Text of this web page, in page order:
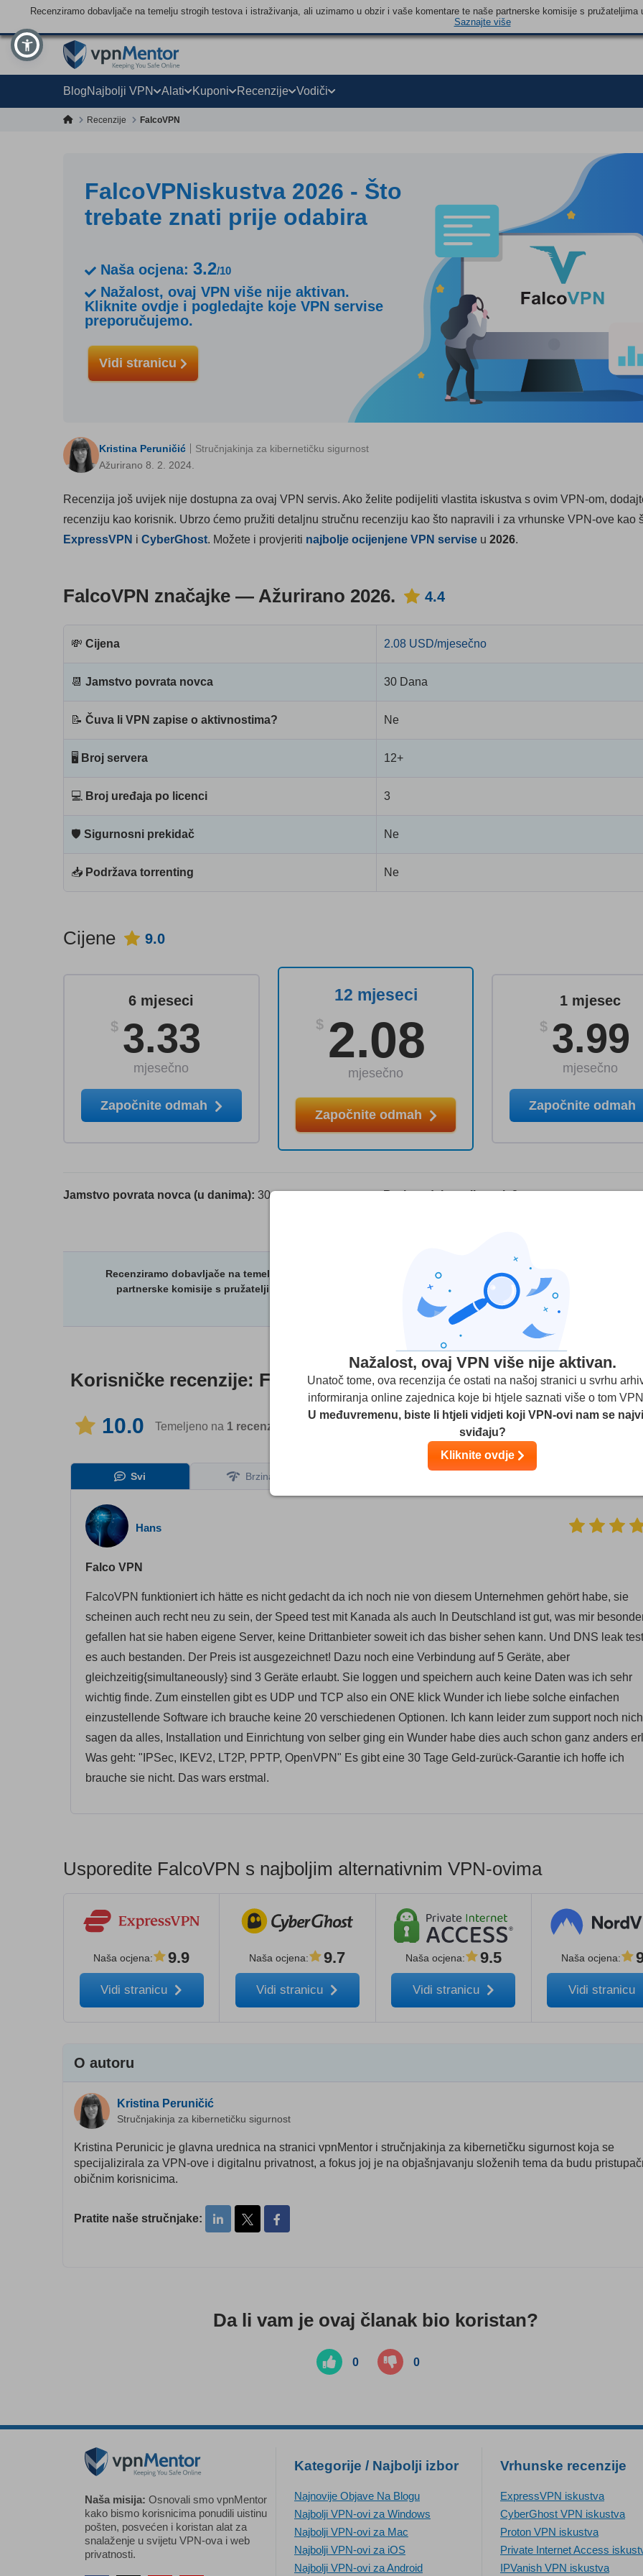
Recenziramo dobavljače na temelju strogih testova i istraživanja, ali uzimamo u obzir i vaše komentare te naše partnerske komisije s
Saznajte više
BlogNajbolji VPN Alati Kuponi Recenzije Vodiči
Recenzije FalcoVPN
FalcoVPNiskustva 2026 - Što
trebate znati prije odabira
Naša ocjena: 3.2/10
Nažalost, ovaj VPN više nije aktivan.
Kliknite ovdje i pogledajte koje VPN servise
preporučujemo.
Vidi stranicu
Kristina Peruničić
Ažurirano 8. 2. 2024.
Stručnjakinja za kibernetičku sigurnost
Recenzija još uvijek nije dostupna za ovaj VPN servis. Ako želite podijeliti vlastita iskustva s ovim VPN-om,
recenziju kao korisnik. Ubrzo ćemo pružiti detaljnu stručnu recenziju kao što napravili i za vrhunske VPN-ove kao
ExpressVPN i CyberGhost. Možete i provjeriti najbolje ocijenjene VPN servise u 2026.
FalcoVPN značajke — Ažurirano 2026. 4.4
💸 Cijena 2.08 USD/mjesečno
📆 Jamstvo povrata novca 30 Dana
📝 Čuva li VPN zapise o aktivnostima? Ne
🖥 Broj servera 12+
💻 Broj uređaja po licenci 3
🛡 Sigurnosni prekidač Ne
📥 Podržava torrenting Ne
Cijene 9.0
12 mjeseci
$ 2.08
mjesečno
Započnite odmah
6 mjeseci
$ 3.33
mjesečno
Započnite odmah
1 mjesec
$ 3.99
mjesečno
Započnite odmah
Jamstvo povrata novca (u danima): 30 Broj uređaja po licenci:3
Recenziramo dobavljače na temelju strogih testova i istraživanja, ali uzimamo u obzir i vaše komentare te
partnerske komisije s pružateljima usluga. Neki su pružatelji usluga u vlasništvu našeg matičnog društva.
Korisničke recenzije: FalcoVPN (Recenzije korisnika nisu potvrđene)
10.0 Temeljeno na 1 recenzija
Svi Brzina
Hans
Falco VPN
FalcoVPN funktioniert ich hätte es nicht gedacht da ich noch nie von diesem Unternehmen gehört habe, sie
scheinen auch recht neu zu sein, der Speed test mit Kanada als auch In Deutschland ist gut, was mir
gefallen hat sie haben eigene Server, keine Drittanbieter soweit ich das bisher sehen kann. Und DNS leak
es auch bestanden. Der Preis ist ausgezeichnet! Dazu noch eine Verbindung auf 5 Geräte, aber
gleichzeitig{simultaneously} sind 3 Geräte erlaubt. Sie loggen und speichern auch keine Daten was ich sehr
wichtig finde. Zum einstellen gibt es UDP und TCP also ein ONE klick Wunder ich liebe solche einfachen
einzustellende Software ich brauche keine 20 verschiedenen Optionen. Ich kann leider zum support noch
sagen da alles, Installation und Einrichtung von selber ging ein Wunder habe dies auch schon ganz anders
Was geht: "IPSec, IKEV2, LT2P, PPTP, OpenVPN" Es gibt eine 30 Tage Geld-zurück-Garantie ich hoffe ich
brauche sie nicht. Das wars erstmal.
Usporedite FalcoVPN s najboljim alternativnim VPN-ovima
Naša ocjena: 9.9
Vidi stranicu
Naša ocjena: 9.7
Vidi stranicu
Naša ocjena: 9.5
Vidi stranicu
Naša ocjena:
Vidi stranicu
O autoru
Kristina Peruničić
Stručnjakinja za kibernetičku sigurnost
Kristina Perunicic je glavna urednica na stranici vpnMentor i stručnjakinja za kibernetičku sigurnost koja se
specijalizirala za VPN-ove i digitalnu privatnost, a fokus joj je na objašnjavanju složenih tema da budu
običnim korisnicima.
Pratite naše stručnjake:
Da li vam je ovaj članak bio koristan?
0 0
Nažalost, ovaj VPN više nije aktivan.
Unatoč tome, ova recenzija će ostati na našoj stranici u svrhu
informiranja online zajednica koje bi htjele saznati više o tom
U međuvremenu, biste li htjeli vidjeti koji VPN-ovi nam se
sviđaju?
Kliknite ovdje
Naša misija: Osnovali smo vpnMentor
kako bismo korisnicima ponudili uistinu
pošten, posvećen i koristan alat za
snalaženje u svijetu VPN-ova i web
privatnosti.
Kategorije / Najbolji izbor
Najnovije Objave Na Blogu
Najbolji VPN-ovi za Windows
Najbolji VPN-ovi za Mac
Najbolji VPN-ovi za iOS
Najbolji VPN-ovi za Android
Vrhunske recenzije
ExpressVPN iskustva
CyberGhost VPN iskustva
Proton VPN iskustva
Private Internet Access
IPVanish VPN iskustva